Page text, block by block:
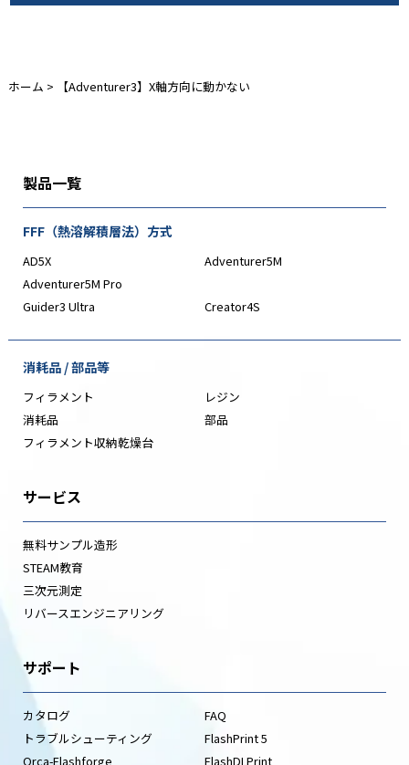
ホーム > 【Adventurer3】X軸方向に動かない
製品一覧
FFF（熱溶解積層法）方式
AD5X
Adventurer5M
Adventurer5M Pro
Guider3 Ultra
Creator4S
消耗品 / 部品等
フィラメント
レジン
消耗品
部品
フィラメント収納乾燥台
サービス
無料サンプル造形
STEAM教育
三次元測定
リバースエンジニアリング
サポート
カタログ
FAQ
トラブルシューティング
FlashPrint 5
Orca-Flashforge
FlashDLPrint